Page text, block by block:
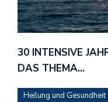
30 INTENSIVE
DAS THEMA…
Heilung und Gesundheit